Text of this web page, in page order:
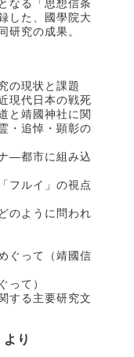
なる「思想信条
した、國學院大
研究の成果。
の現状と課題
現代日本の戦死
と靖國神社に関
・追悼・顕彰の
―都市に組み込
フルイ」の視点
のように問われ
ぐって（靖國信
って）
する主要研究文
り